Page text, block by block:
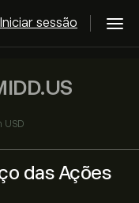
Iniciar sessão
USD
das Ações